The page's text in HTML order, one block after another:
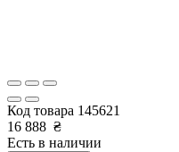
Код товара 145621
16 888 ₴
Есть в наличии